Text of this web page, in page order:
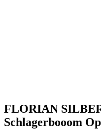
FLORIAN
Schlagerbooom